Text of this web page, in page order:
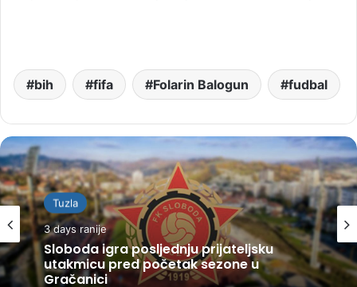
bih fifa Folarin Balogun fudbal
Tuzla
3 days ranije
Sloboda igra posljednju prijateljsku
utakmicu pred početak sezone u
Gračanici